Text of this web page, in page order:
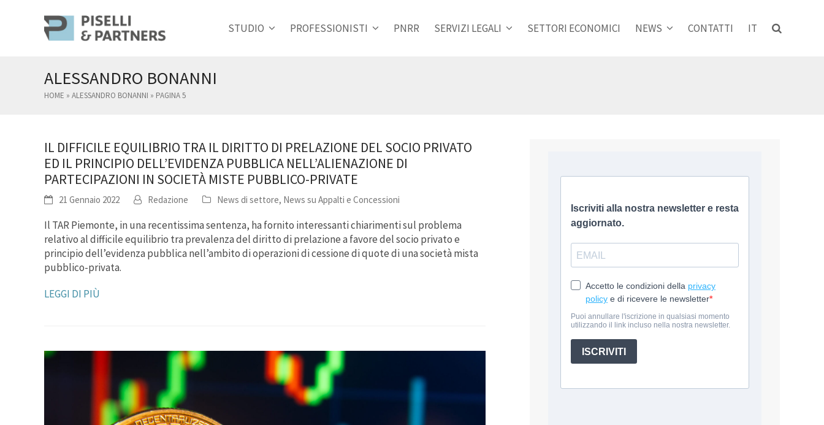
STUDIO PROFESSIONISTI PNRR SERVIZI LEGALI SETTORI ECONOMICI NEWS CONTATTI IT
ALESSANDRO BONANNI
HOME » ALESSANDRO BONANNI » PAGINA 5
IL DIFFICILE EQUILIBRIO TRA IL DIRITTO DI PRELAZIONE DEL SOCIO PRIVATO
ED IL PRINCIPIO DELL’EVIDENZA PUBBLICA NELL’ALIENAZIONE DI
PARTECIPAZIONI IN SOCIETÀ MISTE PUBBLICO-PRIVATE
21 Gennaio 2022 Redazione News di settore, News su Appalti e Concessioni
Il TAR Piemonte, in una recentissima sentenza, ha fornito interessanti chiarimenti sul problema
relativo al difficile equilibrio tra prevalenza del diritto di prelazione a favore del socio privato e
principio dell’evidenza pubblica nell’ambito di operazioni di cessione di quote di una società mista
pubblico-privata.
LEGGI DI PIÙ